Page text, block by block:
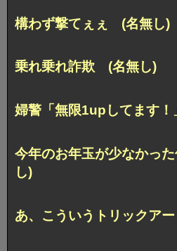
構わず撃てぇぇ (名無し)
乗れ乗れ詐欺 (名無し)
婦警「無限1upしてます
今年のお年玉が少なかっ
し)
あ、こういうトリックア